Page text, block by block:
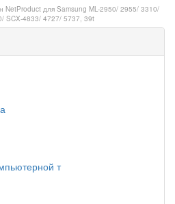
NetProduct для Samsung ML-2950/ 2955/ 3310/
SCX-4833/ 4727/ 5737, 39t
т